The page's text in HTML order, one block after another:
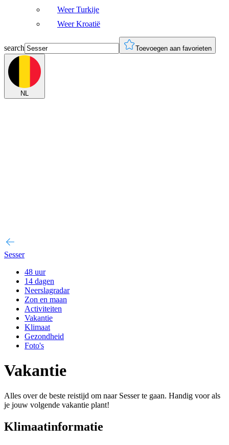
Weer Turkije
Weer Kroatië
search Toevoegen aan favorieten
NL
Sesser
48 uur
14 dagen
Neerslagradar
Zon en maan
Activiteiten
Vakantie
Klimaat
Gezondheid
Foto's
Vakantie
Alles over de beste reistijd om naar Sesser te gaan. Handig voor als
je jouw volgende vakantie plant!
Klimaatinformatie